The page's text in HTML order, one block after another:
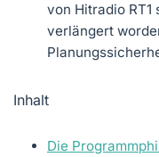
von Hitradio RT1
verlängert
Inhalt
Die